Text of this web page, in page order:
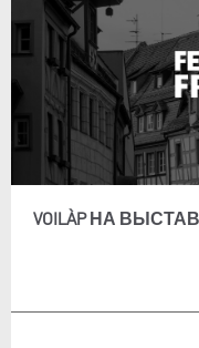
VOILÀP НА